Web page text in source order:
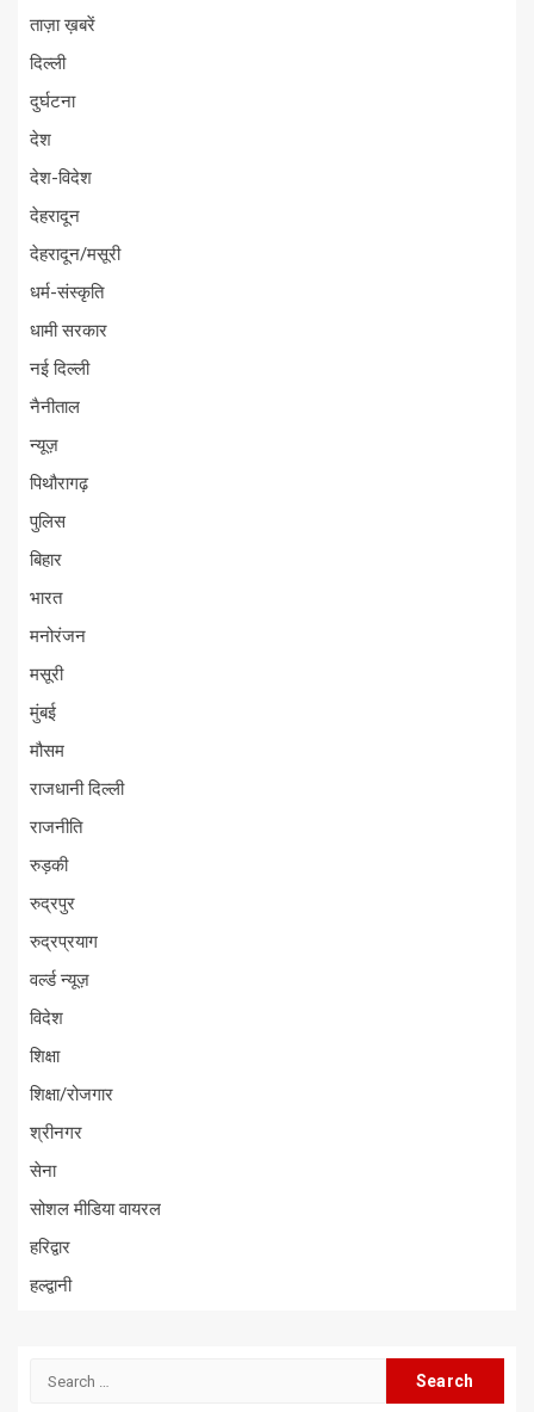
ताज़ा ख़बरें
दिल्ली
दुर्घटना
देश
देश-विदेश
देहरादून
देहरादून/मसूरी
धर्म-संस्कृति
धामी सरकार
नई दिल्ली
नैनीताल
न्यूज़
पिथौरागढ़
पुलिस
बिहार
भारत
मनोरंजन
मसूरी
मुंबई
मौसम
राजधानी दिल्ली
राजनीति
रुड़की
रुद्रपुर
रुद्रप्रयाग
वर्ल्ड न्यूज़
विदेश
शिक्षा
शिक्षा/रोजगार
श्रीनगर
सेना
सोशल मीडिया वायरल
हरिद्वार
हल्द्वानी
Search